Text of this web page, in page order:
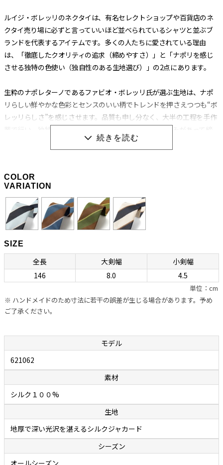
ルイジ・ボレッリのネクタイは、有名セレクトショップや百貨店のネ
クタイ売り場に必ずと言っていいほど並べられているシャツと並ぶブ
ランドを代表するアイテムです。多くの人たちに愛されている理由
は、「徹底したクオリティの追求（締めやすさ）」と「ナポリを感じ
させる独特の色使い（独自性のある生地選び）」の2点にあります。
生粋のナポレターノであるファビオ・ボレッリ氏が選ぶ生地は、ナポ
リらしい鮮やかな色彩とセンスのいい柄でトレンドを押さえつつも“ボ
レッリらしさ”を感じさせます。品質も申し分なく、大半の工程を手作
めやすく、やわらかいのに緩まないネクタイに仕上げられています。
クタイを形作る重要な要素です。
職人の手作業と独特の縫製法によって生み出される
「極上の締め心地」
ネクタイの良し悪しを左右する“作り”ですが、ボレッリの品なので全
幅の信頼が置けます。自社のシャツに合わせるためのネクタイを用意
しているカミチェリアは少なくありませんが、他社に外注していると
ころが多いのが事実。それに対しボレッリでは、ネクタイ専門の職人
を抱え、型紙の作成から生地の裁断・縫製に至るまで、すべてをイタリ
アの自社工場で行っています。世界中で称賛されているハンドメイド
ッリのネクタイは、膨らみがあって締めやすく、やわらかいのに緩み
ません。ファッション業界関係者の間でも評判で、ネクタイはボレッ
リと決めている人が多いのが頷けます。
余談ですが、ボレッリのネクタイの締めやすさは「独特の縫製法」に
秘密があります。通常ネクタイの縫製は、ネクタイを横や斜めに置い
て縫い合わせていくのですが、ボレッリでは縦に置いて真ん中を縫い
合わせていく繊細で難しい作業を行っています。この独特の縫製法と
アイロンワークによって、膨らみがあって締めやすいネクタイが作り出
されます。
COLOR
VARIATION
SIZE
全長 大剣幅
小剣幅
146
8.0 4.5
単位：cm
※ ハンドメイドのため寸法に若干の誤差が生じる場合があります。予め
ご了承ください。
モデル
621062
素材
シルク１００%
生地
地厚で深い光沢を湛えるシルクジャカード
シーズン
オールシーズン